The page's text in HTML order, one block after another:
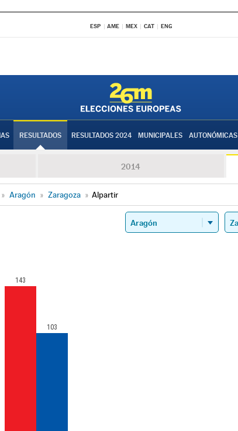
ESP AME MEX CAT ENG
RESULTADOS RESULTADOS 2024 MUNICIPALES AUTONÓMICAS
2014
» Aragón » Zaragoza » Alpartir
143
103